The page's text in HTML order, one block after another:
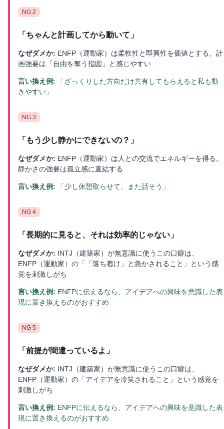
NG 2
「 ちゃんと計画してから動いて 」
なぜダメか: ENFP（運動家）は柔軟性と即興性を価値とする。計
画強要は「自由を奪う指図」と感じやすい
言い換え例:
「ざっくりした方向だけ共有してもらえると私も動
きやすい」
NG 3
「 もう少し静かにできないの？ 」
なぜダメか: ENFP（運動家）は人との交流でエネルギーを得る。
静かさの強要は孤立感に直結する
言い換え例: 「少し休憩取らせて、また話そう」
NG 4
「 長期的に見ると、それは効率的じゃない 」
なぜダメか: INTJ（建築家）が無意識に使うこの口癖は、
ENFP（運動家）の「「落ち着け」と急かされること」という感
覚を刺激しがち
言い換え例: ENFPに伝えるなら、アイデアへの興味を意識した表
現に置き換えるのがおすすめ
NG 5
「 前提が間違っているよ 」
なぜダメか: INTJ（建築家）が無意識に使うこの口癖は、
ENFP（運動家）の「アイデアを冷笑されること」という感覚を
刺激しがち
言い換え例: ENFPに伝えるなら、アイデアへの興味を意識した表
現に置き換えるのがおすすめ